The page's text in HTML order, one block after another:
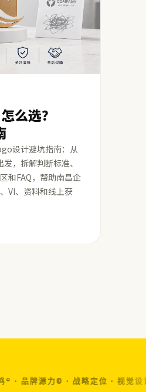
么选？
设计避坑指南：从
，拆解判断标准、
和FAQ，帮助南昌企
VI、资料和线上获
品牌源力© ·战略定位 · 视觉设计 ·